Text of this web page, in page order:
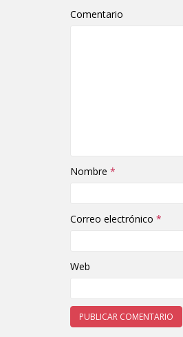
Comentario
Nombre *
Correo electrónico *
Web